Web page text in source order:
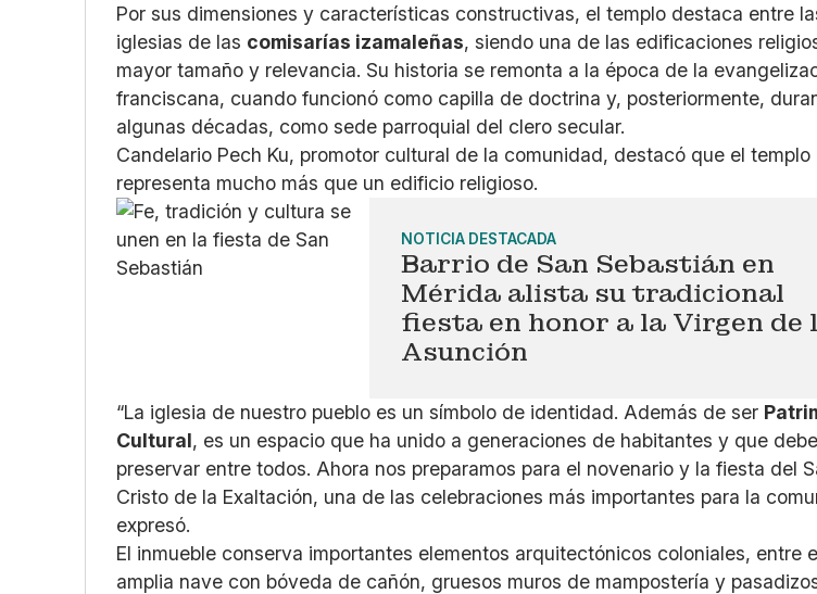
Por sus dimensiones y características constructivas, el templo destaca entre
iglesias de las comisarías izamaleñas, siendo una de las edificaciones
mayor tamaño y relevancia. Su historia se remonta a la época de la
franciscana, cuando funcionó como capilla de doctrina y, posteriormente,
algunas décadas, como sede parroquial del clero secular.
Candelario Pech Ku, promotor cultural de la comunidad, destacó que el templo
representa mucho más que un edificio religioso.
NOTICIA DESTACADA
Barrio de San Sebastián en
Mérida alista su tradicional
fiesta en honor a la Virgen de
Asunción
“La iglesia de nuestro pueblo es un símbolo de identidad. Además de ser
Cultural, es un espacio que ha unido a generaciones de habitantes y que
preservar entre todos. Ahora nos preparamos para el novenario y la fiesta del
Cristo de la Exaltación, una de las celebraciones más importantes para la
expresó.
El inmueble conserva importantes elementos arquitectónicos coloniales, entre
amplia nave con bóveda de cañón, gruesos muros de mampostería y